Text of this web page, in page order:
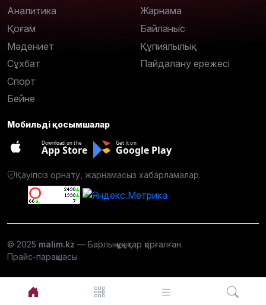
Аналитика
Қоғам
Мәдениет
Сұхбат
Спорт
Бейне
Жарнама
Байланыс
Құпиялылық
Пайдалану ережесі
Мобильді қосымшалар
Download on the
App Store
Get it on
Google Play
Қауіпсіз орнату, жарнамасыз хабарламалар.
© 2025 malim.kz — Барлық құқықтар қорғалған.
Прайс-парақшасы